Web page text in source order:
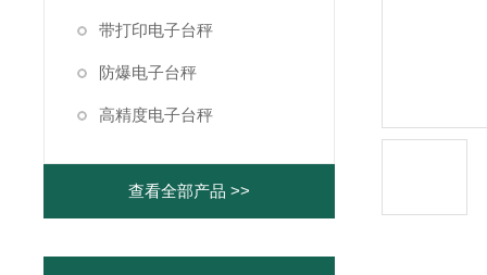
带打印电子台秤
防爆电子台秤
高精度电子台秤
查看全部产品 >>